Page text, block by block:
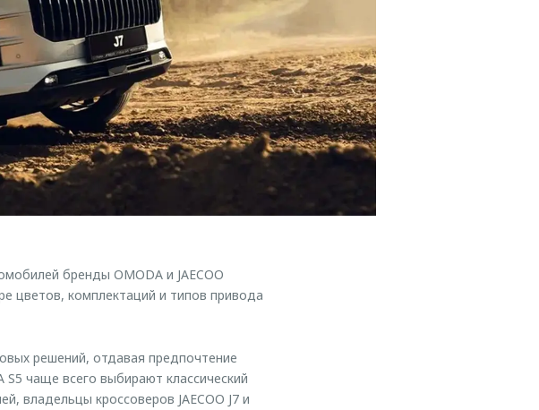
бренды OMODA и JAECOO
цветов, комплектаций и типов привода
решений, отдавая предпочтение
чаще всего выбирают классический
владельцы кроссоверов JAECOO J7 и